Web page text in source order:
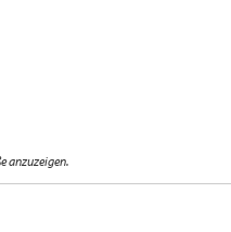
anzuzeigen.